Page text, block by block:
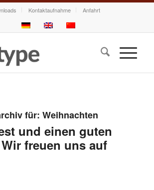
Kontaktaufnahme Anfahrt
für: Weihnachten
und einen guten
freuen uns auf